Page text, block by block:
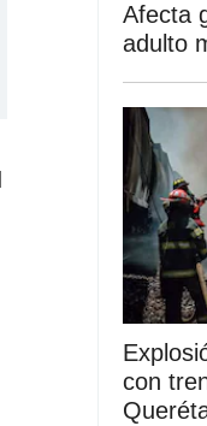
Afecta
adulto
con